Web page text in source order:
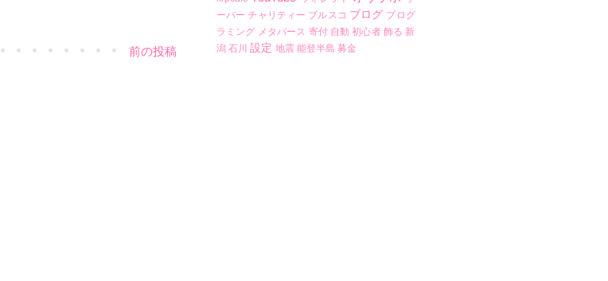
前の投稿
ーバー チャリティー ブルスコ ブログ プログ
ラミング メタバース 寄付 自動 初心者 飾る 新
潟 石川 設定 地震 能登半島 募金